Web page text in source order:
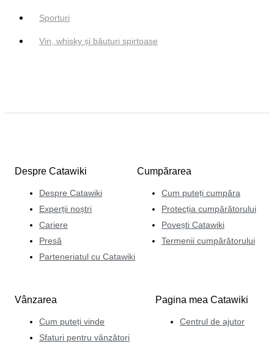
Sporturi
Vin, whisky și băuturi spirtoase
Despre Catawiki
Despre Catawiki
Experții noștri
Cariere
Presă
Parteneriatul cu Catawiki
Cumpărarea
Cum puteți cumpăra
Protecția cumpărătorului
Povești Catawiki
Termenii cumpărătorului
Vânzarea
Cum puteți vinde
Sfaturi pentru vânzători
Pagina mea Catawiki
Centrul de ajutor